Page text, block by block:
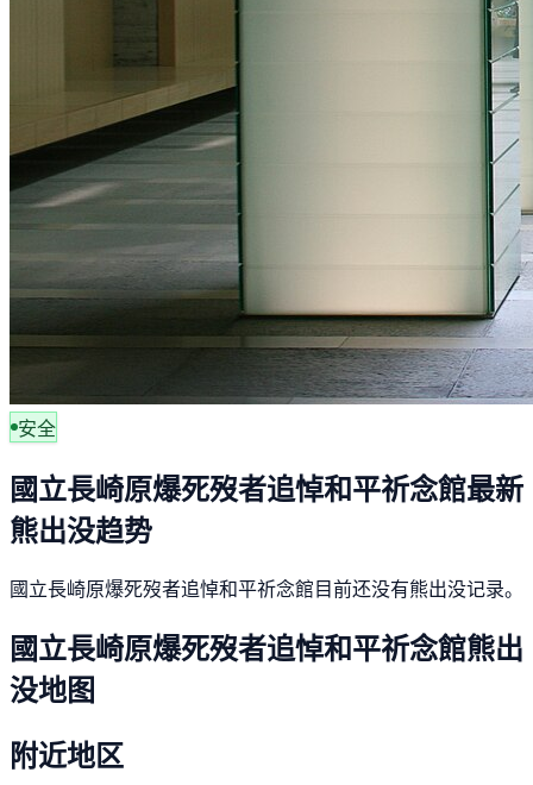
安全
國立長崎原爆死歿者追悼和平祈念館最新
熊出没趋势
國立長崎原爆死歿者追悼和平祈念館目前还没有熊出没记录。
國立長崎原爆死歿者追悼和平祈念館熊出
没地图
附近地区